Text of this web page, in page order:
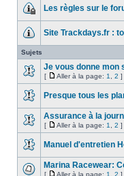
Les règles sur le
Site Trackdays.fr :
Sujets
Je vous donne mon
[ Aller à la page: 1 2 ]
Presque tous les
Assurance à la
[ Aller à la page: 1 2 ]
Manuel d'entretien
Marina Racewear:
[ Aller à la page: 1 2 ]